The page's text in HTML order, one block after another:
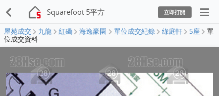
Squarefoot 5平方 立即打開
屋苑成交 九龍 紅磡 海逸豪園 單位成交紀錄 綠庭軒 5座
單
位成交資料